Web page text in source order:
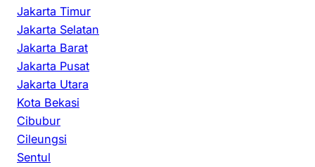
Jakarta Timur
Jakarta Selatan
Jakarta Barat
Jakarta Pusat
Jakarta Utara
Kota Bekasi
Cibubur
Cileungsi
Sentul